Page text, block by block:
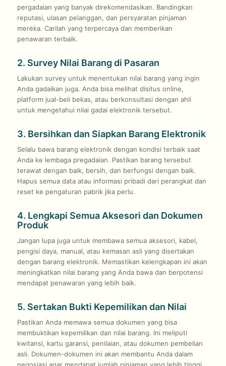
pergadaian yang banyak direkomendasikan. Bandingkan
reputasi, ulasan pelanggan, dan persyaratan pinjaman
mereka. Carilah yang terpercaya dan memberikan
penawaran terbaik.
2. Survey Nilai Barang di Pasaran
Lakukan survey untuk menentukan nilai barang yang ingin
Anda gadaikan juga. Anda bisa melihat disitus online,
platform jual-beli bekas, atau berkonsultasi dengan ahli
untuk mengetahui nilai gadai elektronik tersebut.
3. Bersihkan dan Siapkan Barang Elektronik
Selalu bawa barang elektronik dengan kondisi terbaik saat
Anda ke lembaga pregadaian. Pastikan barang tersebut
terawat dengan baik, bersih, dan berfungsi dengan baik.
Hapus semua data atau informasi pribadi dari perangkat dan
reset ke pengaturan pabrik jika perlu.
4. Lengkapi Semua Aksesori dan Dokumen
Produk
Jangan lupa juga untuk membawa semua aksesori, kabel,
pengisi daya, manual, atau kemasan asli yang disertakan
dengan barang elektronik. Memastikan kelengkapan ini akan
meningkatkan nilai barang yang Anda bawa dan berpotensi
mendapat penawaran yang lebih baik.
5. Sertakan Bukti Kepemilikan dan Nilai
Pastikan Anda memawa semua dokumen yang bisa
membuktikan kepemilikan dan nilai barang. Ini meliputi
kwitansi, kartu garansi, penilaian, atau dokumen pembelian
asli. Dokumen-dokumen ini akan membantu Anda dalam